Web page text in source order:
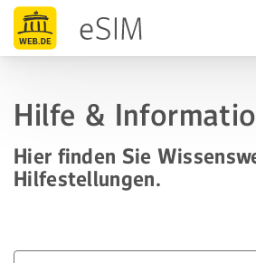
Hilfe &
Hier finden Sie
Hilfestellungen.